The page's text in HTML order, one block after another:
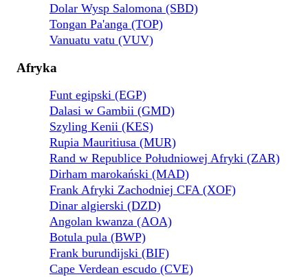
Dolar Wysp Salomona (SBD)
Tongan Pa'anga (TOP)
Vanuatu vatu (VUV)
Afryka
Funt egipski (EGP)
Dalasi w Gambii (GMD)
Szyling Kenii (KES)
Rupia Mauritiusa (MUR)
Rand w Republice Południowej Afryki (ZAR)
Dirham marokański (MAD)
Frank Afryki Zachodniej CFA (XOF)
Dinar algierski (DZD)
Angolan kwanza (AOA)
Botula pula (BWP)
Frank burundijski (BIF)
Cape Verdean escudo (CVE)